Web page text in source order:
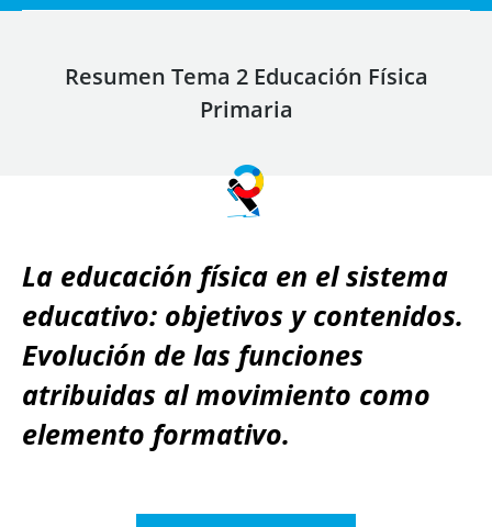
Resumen Tema 2 Educación Física
Primaria
La educación física en el sistema
educativo: objetivos y contenidos.
Evolución de las funciones
atribuidas al movimiento como
elemento formativo.